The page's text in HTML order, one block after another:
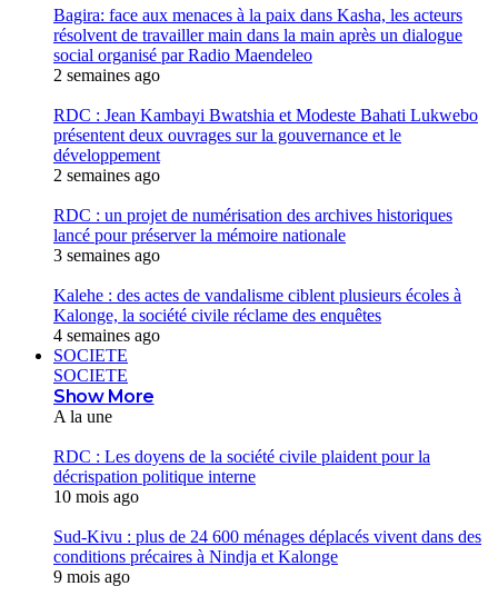
Bagira: face aux menaces à la paix dans Kasha, les acteurs
résolvent de travailler main dans la main après un dialogue
social organisé par Radio Maendeleo
2 semaines ago
RDC : Jean Kambayi Bwatshia et Modeste Bahati Lukwebo
présentent deux ouvrages sur la gouvernance et le
développement
2 semaines ago
RDC : un projet de numérisation des archives historiques
lancé pour préserver la mémoire nationale
3 semaines ago
Kalehe : des actes de vandalisme ciblent plusieurs écoles à
Kalonge, la société civile réclame des enquêtes
4 semaines ago
SOCIETE
SOCIETE
Show More
A la une
RDC : Les doyens de la société civile plaident pour la
décrispation politique interne
10 mois ago
Sud-Kivu : plus de 24 600 ménages déplacés vivent dans des
conditions précaires à Nindja et Kalonge
9 mois ago